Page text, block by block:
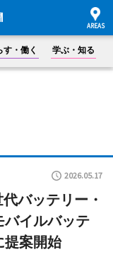
す・働く 学ぶ・知る
2026.05.17
バッテリー・
バイルバッテ
提案開始